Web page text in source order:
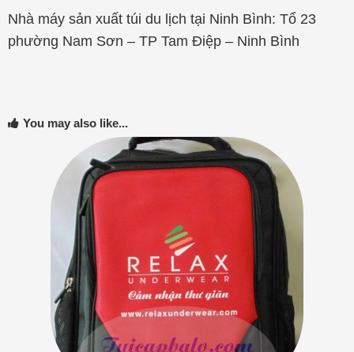
Nhà máy sản xuất túi du lịch tại Bắc Ninh : Số 7 –
Nguyễn Nhân Kính – Kinh Bắc – Bắc Ninh
You may also like...